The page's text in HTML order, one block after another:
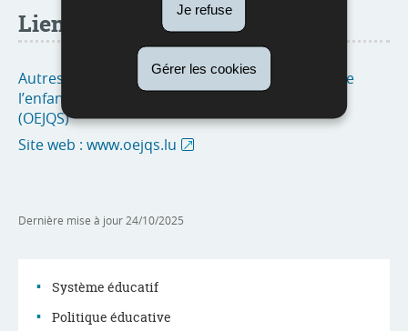
Je refuse
Gérer les cookies
Liens utiles
Autres publications de l’Observatoire national de
l’enfance, de la jeunesse et de la qualité scolaire
(OEJQS)
Site web : www.oejqs.lu
Dernière mise à jour 24/10/2025
Système éducatif
Politique éducative